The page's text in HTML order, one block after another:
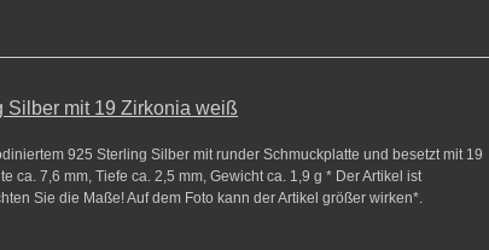
Silber mit 19 Zirkonia weiß
925 Sterling Silber mit runder Schmuckplatte und besetzt mit 19
ca. 7,6 mm, Tiefe ca. 2,5 mm, Gewicht ca. 1,9 g * Der Artikel ist
Sie die Maße! Auf dem Foto kann der Artikel größer wirken*.